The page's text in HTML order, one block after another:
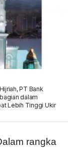
PT Bank
dalam
Lebih Tinggi Ukir
rangka